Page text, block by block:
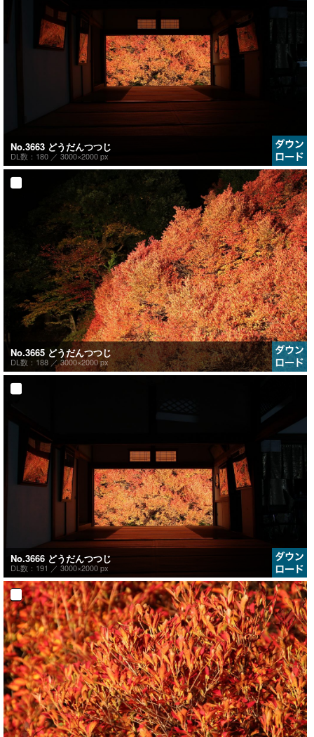
No.3663 どうだんつつじ
DL数：180 ／ 3000×2000 px
No.3665 どうだんつつじ
DL数：188 ／3000×2000 px
No.3666 どうだんつつじ
DL数：191 ／ 3000×2000 px